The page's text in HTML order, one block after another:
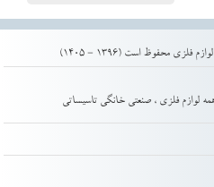
لوازم فلزی ، صنعتی خانگی تاسیساتی